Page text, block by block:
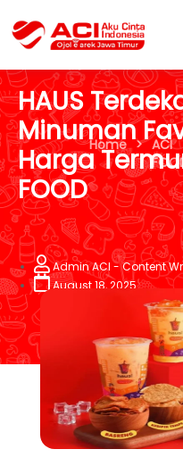
Home > ACI
HAUS
Minuman
Harga
FOOD
Admin ACI - Content
August 18, 2025